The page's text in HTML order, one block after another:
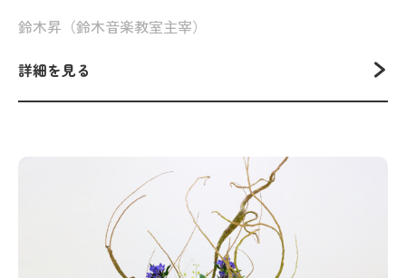
鈴木昇（鈴木音楽教室主宰）
詳細を見る